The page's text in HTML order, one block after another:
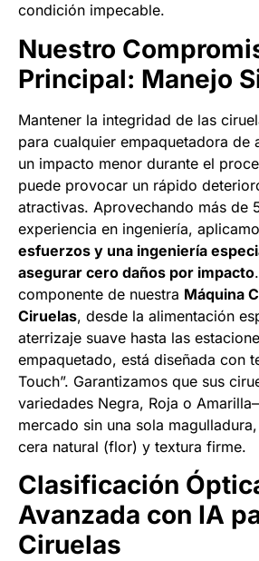
condición impecable.
Nuestro
Principal: Manejo
Mantener la integridad de las
para cualquier empaquetadora de
un impacto menor durante el
puede provocar un rápido
atractivas. Aprovechando más de
experiencia en ingeniería,
esfuerzos y una ingeniería
asegurar cero daños por impacto
componente de nuestra Máquina
Ciruelas, desde la alimentación
aterrizaje suave hasta las
empaquetado, está diseñada con
Touch”. Garantizamos que sus
variedades Negra, Roja o
mercado sin una sola
cera natural (flor) y textura firme.
Clasificación
Avanzada con IA
Ciruelas